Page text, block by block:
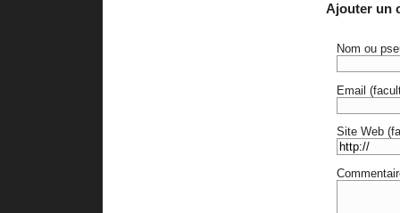
Ajouter un
Nom ou
Email
Site Web